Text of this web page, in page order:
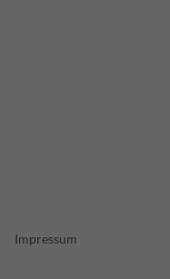
Impressum